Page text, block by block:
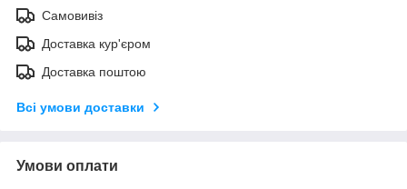
Самовивіз
Доставка кур'єром
Доставка поштою
Всі умови доставки
Умови оплати